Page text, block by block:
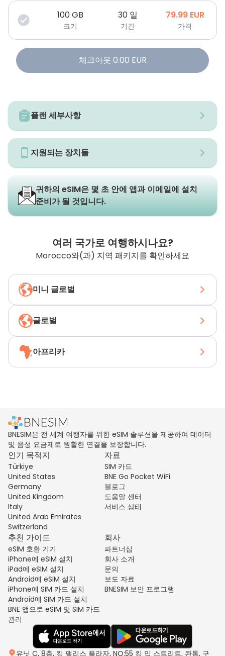
100GB
크기
30 일
기간
79.99 EUR
가격
체크아웃 0.00 EUR
플랜 세부사항
지원되는 장치들
귀하의 eSIM은 몇 초 안에 앱과 이메일에 설치
준비가 될 것입니다.
여러 국가로 여행하시나요?
Morocco와(과) 지역 패키지를 확인하세요
미니 글로벌
글로벌
아프리카
BNESIM은 전 세계 여행자를 위한 eSIM 솔루션을 제공하여 데이터
및 음성 요금제로 원활한 연결을 보장합니다.
인기 목적지
Türkiye
United States
Germany
United Kingdom
Italy
United Arab Emirates
Switzerland
자료
SIM 카드
BNE Go Pocket WiFi
블로그
도움말 센터
서비스 상태
추천 가이드
eSIM 호환 기기
iPhone에 eSIM 설치
iPad에 eSIM 설치
Android에 eSIM 설치
iPhone에 SIM 카드 설치
Android에 SIM 카드 설치
BNE 앱으로 eSIM 및 SIM 카드
관리
회사
파트너십
회사 소개
문의
보도 자료
BNESIM 보안 프로그램
유닛 C, 8층, 킹 팰리스 플라자, NO:55 킹 입 스트리트, 콴통, 구